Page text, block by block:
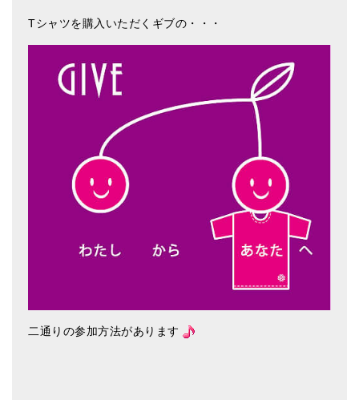
Tシャツを購入いただくギブの・・・
二通りの参加方法があります